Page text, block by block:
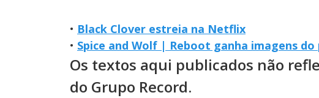
• Black Clover estreia na Netflix
• Spice and Wolf | Reboot ganha imagens
Os textos aqui publicados não
do Grupo Record.